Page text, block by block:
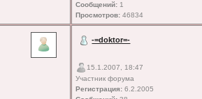
Сообщений: 1
Просмотров: 46834
-=doktor=-
15.1.2007, 18:47
Участник форума
Регистрация: 6.2.2005